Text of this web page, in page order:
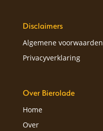
Disclaimers
Algemene voorwaarden
Privacyverklaring
Over Bierolade
Home
Over